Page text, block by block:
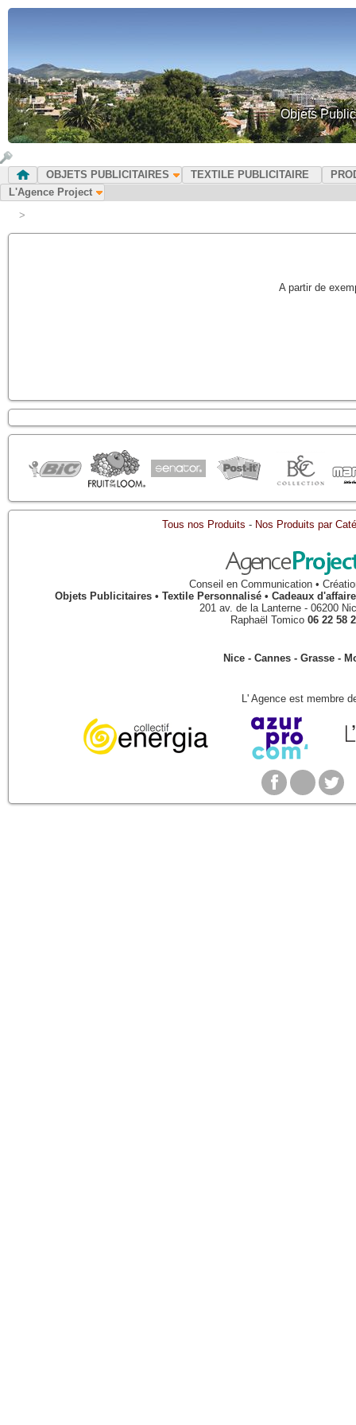
Objets
OBJETS PUBLICITAIRES TEXTILE PUBLICITAIRE
L'Agence Project
>
A partir de
Tous nos Produits - Nos Produits par
Conseil en Communication •
Objets Publicitaires • Textile Personnalisé • Cadeaux
201 av. de la Lanterne - 06200
Raphaël Tomico 06 22 58
Nice - Cannes - Grasse -
L' Agence est membre